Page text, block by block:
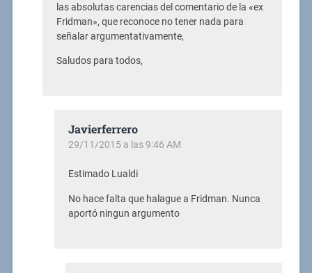
las absolutas carencias del comentario de la «ex
Fridman», que reconoce no tener nada para
señalar argumentativamente,
Saludos para todos,
Javierferrero
29/11/2015 a las 9:46 AM
Estimado Lualdi
No hace falta que halague a Fridman. Nunca
aportó ningun argumento